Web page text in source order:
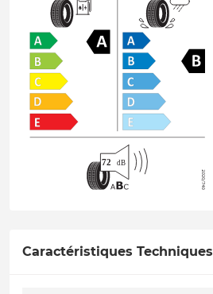
Caractéristiques Techniques